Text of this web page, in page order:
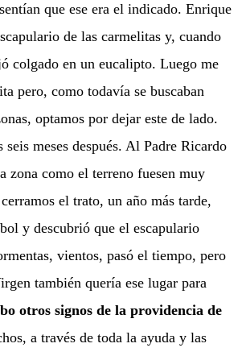
que ese era el indicado. Enrique
de las carmelitas y, cuando
colgado en un eucalipto. Luego me
pero, como todavía se buscaban
optamos por dejar este de lado.
meses después. Al Padre Ricardo
zona como el terreno fuesen muy
el trato, un año más tarde,
y descubrió que el escapulario
vientos, pasó el tiempo, pero
también quería ese lugar para
otros signos de la providencia de
a través de toda la ayuda y las